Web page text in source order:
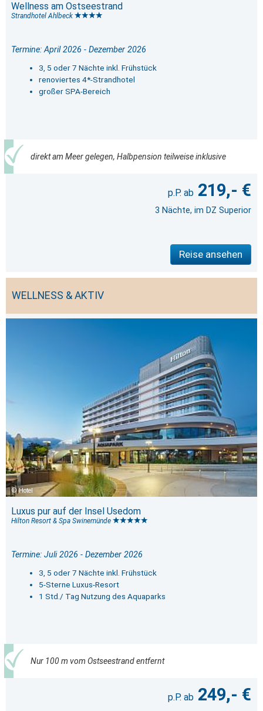
Wellness am Ostseestrand
Strandhotel Ahlbeck
Termine: April 2026 - Dezember 2026
3, 5 oder 7 Nächte inkl. Frühstück
renoviertes 4*-Strandhotel
großer SPA-Bereich
direkt am Meer gelegen, Halbpension teilweise inklusive
219,- €
3 Nächte, im DZ Superior
Reise ansehen
WELLNESS & AKTIV
Hotel
Luxus pur auf der Insel Usedom
Hilton Resort & Spa Swinemünde
Termine: Juli 2026 - Dezember 2026
3, 5 oder 7 Nächte inkl. Frühstück
5-Sterne Luxus-Resort
1 Std./ Tag Nutzung des Aquaparks
Nur 100 m vom Ostseestrand entfernt
249,- €